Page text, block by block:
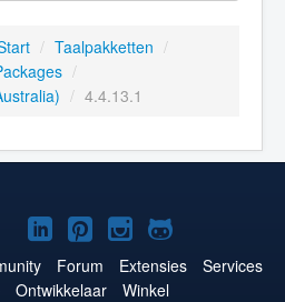
/ Taalpakketten /
/
/ 4.4.13.1
Joomla!
Joomla!
op
Joomla!
op
Joomla!
op
Joomla!
op
Forum Extensies
Services
Ontwikkelaar Winkel